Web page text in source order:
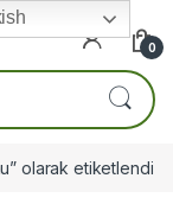
0
olarak etiketlendi